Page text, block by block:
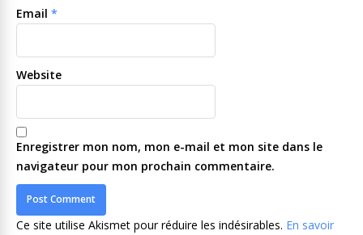
Email *
Website
Enregistrer mon nom, mon e-mail et mon site dans le
navigateur pour mon prochain commentaire.
Ce site utilise Akismet pour réduire les indésirables. En savoir